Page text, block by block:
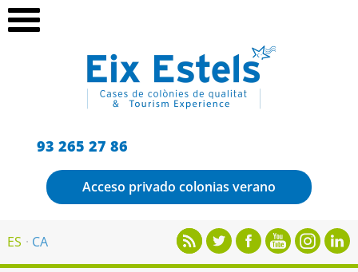
93 265 27 86
Acceso privado colonias verano
ES CA